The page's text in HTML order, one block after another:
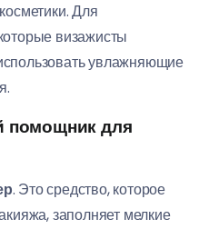
Для
визажисты
увлажняющие
помощник для
. Это средство, которое
заполняет мелкие